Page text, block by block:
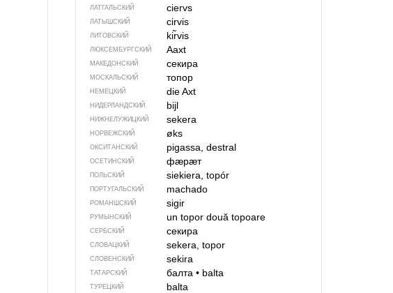
ЛАТГАЛЬСКИЙ ciervs
ЛАТЫШСКИЙ cirvis
ЛИТОВСКИЙ kir̃vis
ЛЮКСЕМБУРГСКИЙ Aaxt
МАКЕДОНСКИЙ секира
МОСКАЛЬСКИЙ топор
НЕМЕЦКИЙ die Axt
НИДЕРЛАНДСКИЙ bijl
НИЖНЕЛУЖИЦКИЙ sekera
НОРВЕЖСКИЙ øks
ОКСИТАНСКИЙ pigassa, destral
ОСЕТИНСКИЙ фӕрӕт
ПОЛЬСКИЙ siekiera, topór
ПОРТУГАЛЬСКИЙ machado
РОМАНШСКИЙ sigir
РУМЫНСКИЙ un topordouă topoare
СЕРБСКИЙ секира
СЛОВАЦКИЙ sekera, topor
СЛОВЕНСКИЙ sekira
ТАТАРСКИЙ балта• balta
ТУРЕЦКИЙ balta